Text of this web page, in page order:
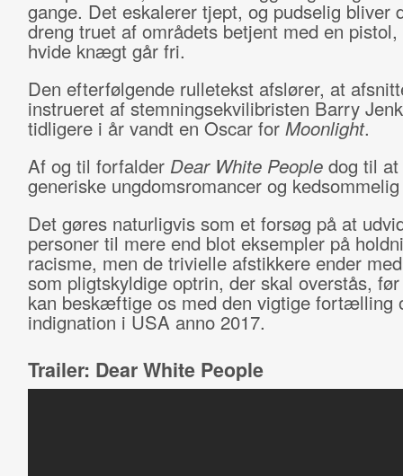
gange. Det eskalerer tjept, og pudselig bliver
dreng truet af områdets betjent med en pistol,
hvide knægt går fri.
Den efterfølgende rulletekst afslører, at
instrueret af stemningsekvilibristen Barry
tidligere i år vandt en Oscar for Moonlight.
Af og til forfalder Dear White People dog til
generiske ungdomsromancer og
Det gøres naturligvis som et forsøg på at
personer til mere end blot eksempler på
racisme, men de trivielle afstikkere ender
som pligtskyldige optrin, der skal overstås,
kan beskæftige os med den vigtige fortælling
indignation i USA anno 2017.
Trailer: Dear White People